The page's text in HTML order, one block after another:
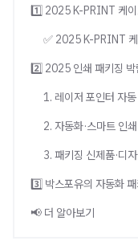
1️⃣ 2025 K-PRINT 케이
✅ 2025 K-PRINT
2️⃣ 2025 인쇄 패키징 박
1. 레이저 포인터 자
2. 자동화·스마트 인
3. 패키징 신제품·디
3️⃣ 박스포유의 자동화
📢 더 알아보기